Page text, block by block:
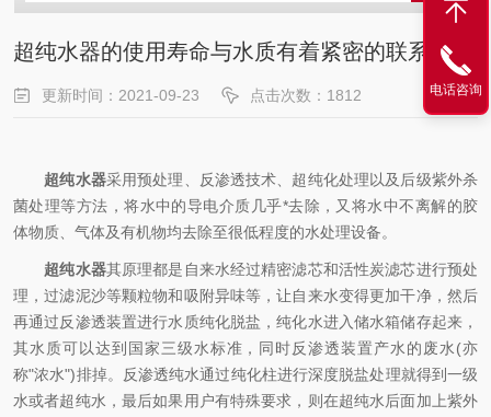
超纯水器的使用寿命与水质有着紧密的联系
更新时间：2021-09-23 点击次数：1812
超纯水器采用预处理、反渗透技术、超纯化处理以及后级紫外杀
菌处理等方法，将水中的导电介质几乎*去除，又将水中不离解的胶
体物质、气体及有机物均去除至很低程度的水处理设备。
超纯水器其原理都是自来水经过精密滤芯和活性炭滤芯进行预处
理，过滤泥沙等颗粒物和吸附异味等，让自来水变得更加干净，然后
再通过反渗透装置进行水质纯化脱盐，纯化水进入储水箱储存起来，
其水质可以达到国家三级水标准，同时反渗透装置产水的废水(亦
称"浓水")排掉。反渗透纯水通过纯化柱进行深度脱盐处理就得到一级
水或者超纯水，最后如果用户有特殊要求，则在超纯水后面加上紫外
电话咨询